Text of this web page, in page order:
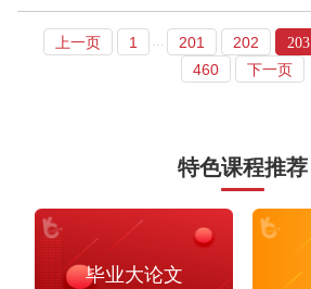
上一页 1 201 202 203
460 下一页
特色课程推荐
毕业大论文